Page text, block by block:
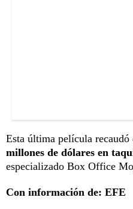
Esta última película
millones de dólares en
especializado Box Office
Con información de: EFE